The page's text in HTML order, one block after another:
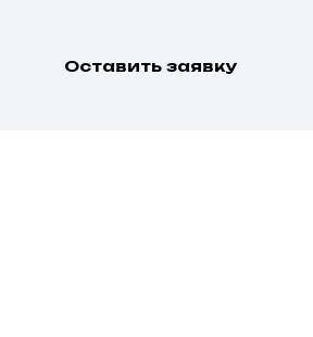
Оставить заявку